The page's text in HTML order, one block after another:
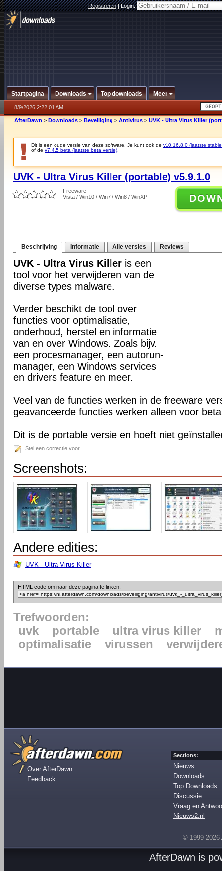
Registreren|Login:
Startpagina Downloads Top downloads Meer
8/9/2026 2:22:01 AM
AfterDawn > Downloads > Beveiliging > Antivirus > UVK - Ultra Virus Killer
Dit is een oude versie van deze software. Je kunt ook de v10.16.8.0 (laatste
of de v7.4.5 beta (laatste beta versie)
UVK - Ultra Virus Killer (portable) v5.9.1.0
Freeware
Vista / Win10 / Win7 / Win8 / WinXP
Beschrijving Informatie Alle versies Reviews
UVK - Ultra Virus Killer is een
tool voor het verwijderen van de
diverse types malware.
Verder beschikt de tool over
functies voor optimalisatie,
onderhoud, herstel en informatie
van en over Windows. Zoals bijv.
een procesmanager, een autorun-
manager, een Windows services
en drivers feature en meer.
Veel van de functies werken in de freeware
geavanceerde functies werken alleen voor
Dit is de portable versie en hoeft niet
Stel een correctie voor
Screenshots:
Andere edities:
UVK - Ultra Virus Killer
HTML code om naar deze pagina te linken:
Trefwoorden:
uvk
portable ultra virus killer
optimalisatie
virussen
Over AfterDawn
Feedback
Sections:
Nieuws
Downloads
Top Downloads
Discussie
Vraag en
Nieuws2.nl
© 1999-2026
AfterDawn is